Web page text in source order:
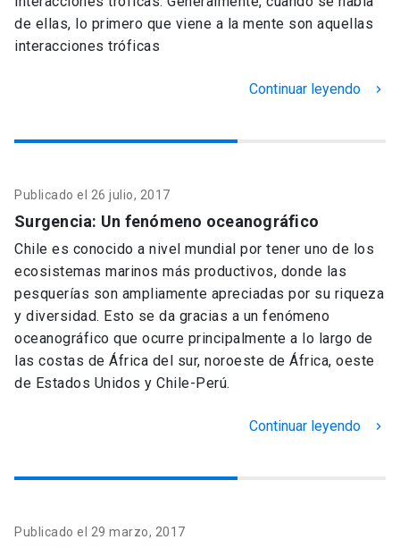
de ellas, lo primero que viene a la mente son aquellas
interacciones tróficas
Continuar leyendo keyboard_arrow_right
Publicado el 26 julio, 2017
Surgencia: Un fenómeno oceanográfico
Chile es conocido a nivel mundial por tener uno de los
ecosistemas marinos más productivos, donde las
pesquerías son ampliamente apreciadas por su riqueza
y diversidad. Esto se da gracias a un fenómeno
oceanográfico que ocurre principalmente a lo largo de
las costas de África del sur, noroeste de África, oeste
de Estados Unidos y Chile-Perú.
Continuar leyendo keyboard_arrow_right
Publicado el 29 marzo, 2017